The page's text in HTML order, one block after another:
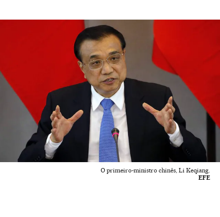
O primeiro-ministro chinês, Li Keqiang.
EFE